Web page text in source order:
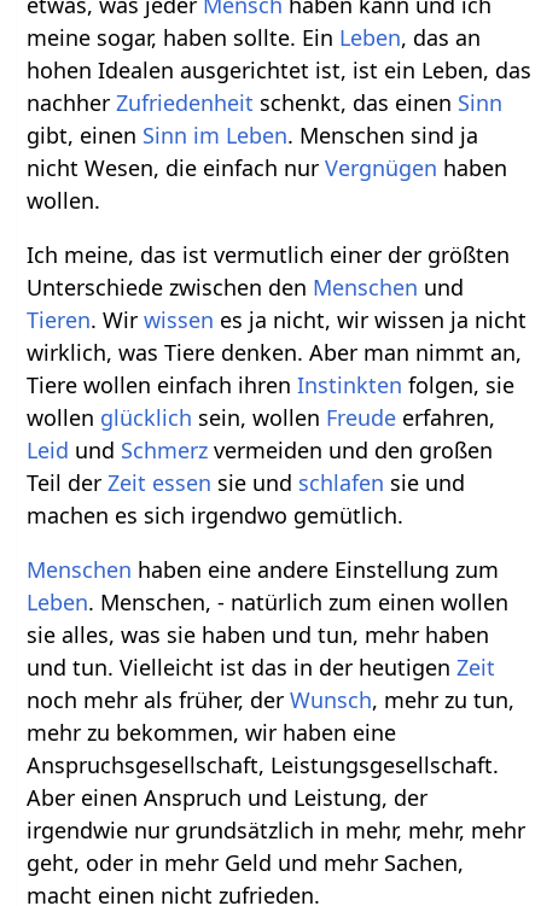
meine sogar, haben sollte. Ein Leben, das an
hohen Idealen ausgerichtet ist, ist ein Leben, das
nachherZufriedenheit schenkt, das einen Sinn
gibt, einen Sinn im Leben. Menschen sind ja
nicht Wesen, die einfach nurVergnügen haben
wollen.
Ich meine, das ist vermutlich einer der größten
Unterschiede zwischen den Menschen und
Tieren. Wirwissen es ja nicht, wir wissen ja nicht
wirklich, was Tiere denken. Aber man nimmt an,
Tiere wollen einfach ihrenInstinkten folgen, sie
wollen glücklich sein, wollen Freude erfahren,
Leid und Schmerz vermeiden und den großen
Teil derZeit essen sie und schlafen sie und
machen es sich irgendwo gemütlich.
Menschen haben eine andere Einstellung zum
Leben. Menschen, - natürlich zum einen wollen
sie alles, was sie haben und tun, mehr haben
und tun. Vielleicht ist das in der heutigenZeit
noch mehr als früher, derWunsch, mehr zu tun,
mehr zu bekommen, wir haben eine
Anspruchsgesellschaft, Leistungsgesellschaft.
Aber einen Anspruch und Leistung, der
irgendwie nur grundsätzlich in mehr, mehr, mehr
geht, oder in mehr Geld und mehr Sachen,
macht einen nicht zufrieden.